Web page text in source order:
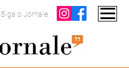
Siga o Jornale